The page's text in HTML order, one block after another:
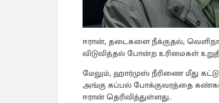
ஈரான், தடைகளை நீக்குதல்,
விடுவித்தல் போன்ற உரிமைகள்
மேலும், ஹார்முஸ் நீரிணை மீது
அங்கு கப்பல் போக்குவரத்தை
ஈரான் தெரிவித்துள்ளது.